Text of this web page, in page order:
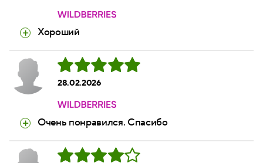
Хороший
28.02.2026
Очень понравился. Спасибо